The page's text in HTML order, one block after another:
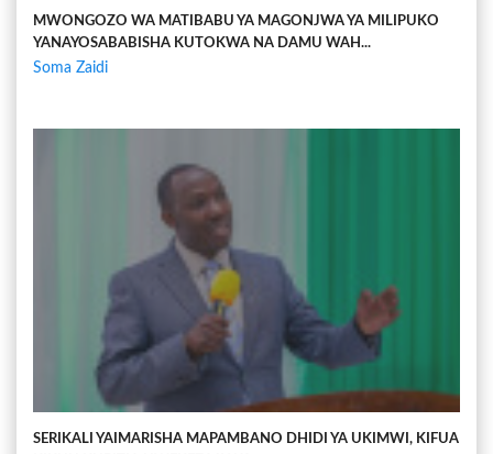
MWONGOZO WA MATIBABU YA MAGONJWA YA MILIPUKO
YANAYOSABABISHA KUTOKWA NA DAMU WAH...
Soma Zaidi
SERIKALI YAIMARISHA MAPAMBANO DHIDI YA UKIMWI, KIFUA